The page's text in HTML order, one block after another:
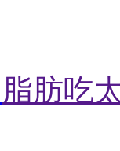
脂肪吃